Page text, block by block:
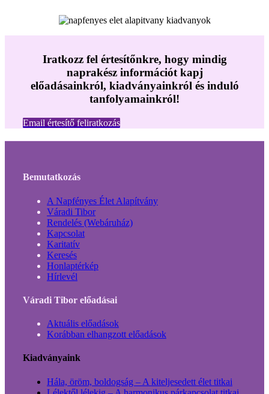
Iratkozz fel értesítőnkre, hogy mindig
naprakész információt kapj
előadásainkról, kiadványainkról és induló
tanfolyamainkról!
Email értesítő feliratkozás
Bemutatkozás
A Napfényes Élet Alapítvány
Váradi Tibor
Rendelés (Webáruház)
Kapcsolat
Karitatív
Keresés
Honlaptérkép
Hírlevél
Váradi Tibor előadásai
Aktuális előadások
Korábban elhangzott előadások
Kiadványaink
Hála, öröm, boldogság – A kiteljesedett élet titkai